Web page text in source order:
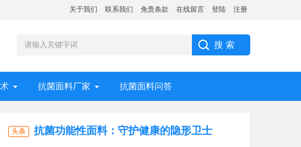
关于我们 联系我们 免责条款 在线留言 登陆 注册
抗菌面料厂家 抗菌面料问答
头条
抗菌功能性面料：守护健康的隐形卫士